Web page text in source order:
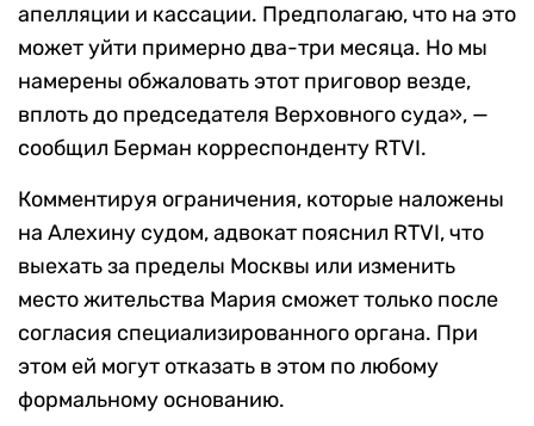
апелляции и кассации. Предполагаю, что на это
может уйти примерно два-три месяца. Но мы
намерены обжаловать этот приговор везде,
вплоть до председателя Верховного суда», —
сообщил Берман корреспонденту RTVI.
Комментируя ограничения, которые наложены
на Алехину судом, адвокат пояснил RTVI, что
выехать за пределы Москвы или изменить
место жительства Мария сможет только после
согласия специализированного органа. При
этом ей могут отказать в этом по любому
формальному основанию.